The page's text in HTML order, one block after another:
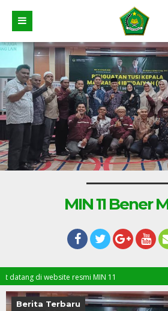
MIN 11 Bener
di website resmi MIN 11
Berita Terbaru